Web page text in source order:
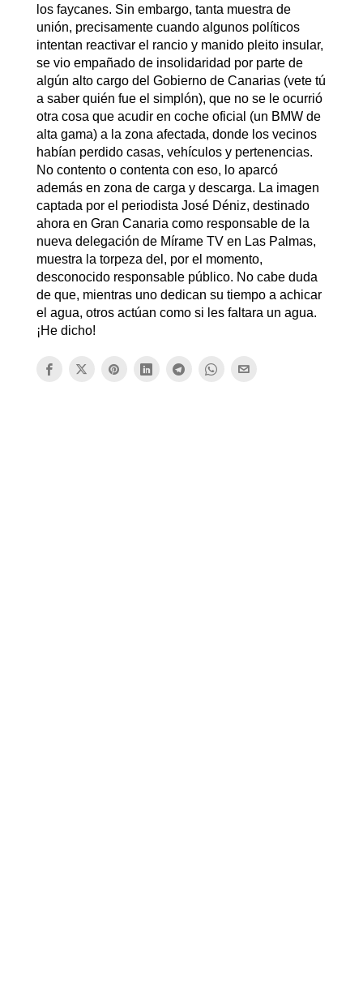
los faycanes. Sin embargo, tanta muestra de
unión, precisamente cuando algunos políticos
intentan reactivar el rancio y manido pleito insular,
se vio empañado de insolidaridad por parte de
algún alto cargo del Gobierno de Canarias (vete tú
a saber quién fue el simplón), que no se le ocurrió
otra cosa que acudir en coche oficial (un BMW de
alta gama) a la zona afectada, donde los vecinos
habían perdido casas, vehículos y pertenencias.
No contento o contenta con eso, lo aparcó
además en zona de carga y descarga. La imagen
captada por el periodista José Déniz, destinado
ahora en Gran Canaria como responsable de la
nueva delegación de Mírame TV en Las Palmas,
muestra la torpeza del, por el momento,
desconocido responsable público. No cabe duda
de que, mientras uno dedican su tiempo a achicar
el agua, otros actúan como si les faltara un agua.
¡He dicho!